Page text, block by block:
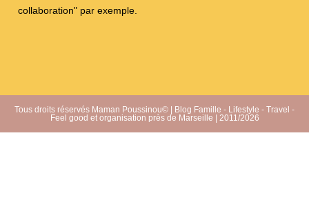
collaboration" par exemple.
Tous droits réservés Maman Poussinou© | Blog Famille - Lifestyle - Travel -
Feel good et organisation près de Marseille | 2011/2026